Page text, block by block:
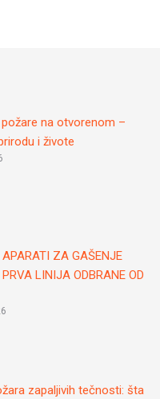
na otvorenom –
i živote
APARATI ZA GAŠENJE
LINIJA ODBRANE OD
zapaljivih tečnosti: šta